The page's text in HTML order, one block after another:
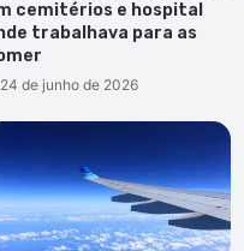
cemitérios e hospital
trabalhava para as
24 de junho de 2026